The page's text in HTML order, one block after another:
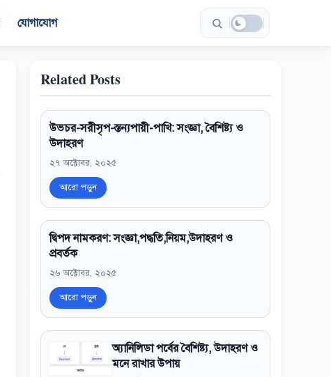
যোগাযোগ
Related Posts
উভচর-সরীসৃপ-স্তন্যপায়ী-পাখি: সংজ্ঞা, বৈশিষ্ট্য ও
উদাহরণ
২৭ অক্টোবর, ২০২৫
আরো পড়ুন
দ্বিপদ নামকরণ: সংজ্ঞা,পদ্ধতি,নিয়ম,উদাহরণ ও
প্রবর্তক
২৬ অক্টোবর, ২০২৫
আরো পড়ুন
অ্যানিলিডা পর্বের বৈশিষ্ট্য, উদাহরণ ও
মনে রাখার উপায়